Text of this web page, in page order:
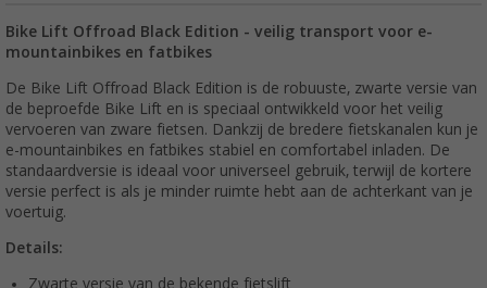
Bike Lift Offroad Black Edition - veilig transport voor e-
mountainbikes en fatbikes
De Bike Lift Offroad Black Edition is de robuuste, zwarte versie van
de beproefde Bike Lift en is speciaal ontwikkeld voor het veilig
vervoeren van zware fietsen. Dankzij de bredere fietskanalen kun je
e-mountainbikes en fatbikes stabiel en comfortabel inladen. De
standaardversie is ideaal voor universeel gebruik, terwijl de kortere
versie perfect is als je minder ruimte hebt aan de achterkant van je
voertuig.
Details:
Zwarte versie van de bekende fietslift